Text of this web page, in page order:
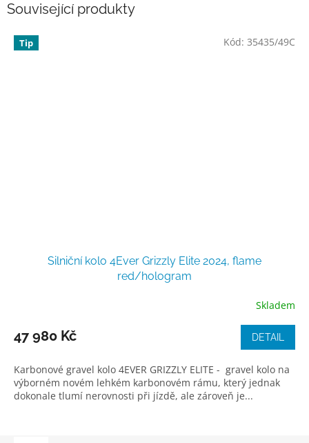
Související produkty
Tip
Silniční kolo 4Ever Grizzly Elite 2024, flame
red/hologram
Skladem
47 980 Kč DETAIL
Karbonové gravel kolo 4EVER GRIZZLY ELITE - gravel kolo na
výborném novém lehkém karbonovém rámu, který jednak
dokonale tlumí nerovnosti při jízdě, ale zároveň je...
Kód: 35435/49C